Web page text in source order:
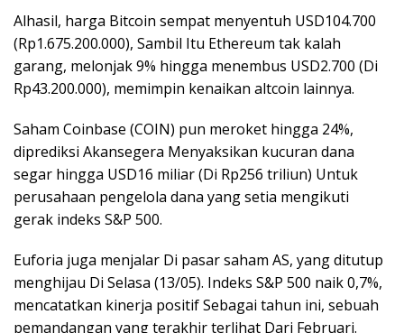
Alhasil, harga Bitcoin sempat menyentuh USD104.700
(Rp1.675.200.000), Sambil Itu Ethereum tak kalah
garang, melonjak 9% hingga menembus USD2.700 (Di
Rp43.200.000), memimpin kenaikan altcoin lainnya.
Saham Coinbase (COIN) pun meroket hingga 24%,
diprediksi Akansegera Menyaksikan kucuran dana
segar hingga USD16 miliar (Di Rp256 triliun) Untuk
perusahaan pengelola dana yang setia mengikuti
gerak indeks S&P 500.
Euforia juga menjalar Di pasar saham AS, yang ditutup
menghijau Di Selasa (13/05). Indeks S&P 500 naik 0,7%,
mencatatkan kinerja positif Sebagai tahun ini, sebuah
pemandangan yang terakhir terlihat Dari Februari.